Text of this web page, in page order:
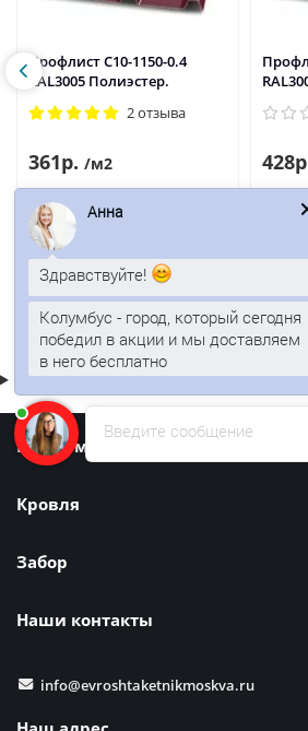
Профлист С10-1150-0.4
RAL3005 Полиэстер.
2 отзыва
361р. /м2
В корзину
Быстрый заказ
Информация
Кровля
Забор
Наши контакты
info@evroshtaketnikmoskva.ru
Введите сообщение
Анна
Здравствуйте!
Колумбус - город, который сегодня
победил в акции и мы доставляем
в него бесплатно